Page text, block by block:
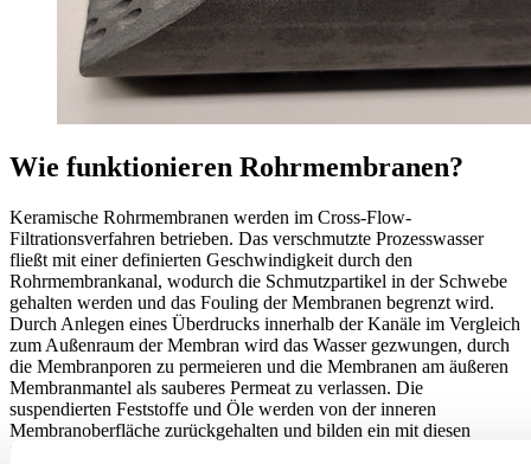
Wie funktionieren Rohrmembranen?
Keramische Rohrmembranen werden im Cross-Flow-
Filtrationsverfahren betrieben. Das verschmutzte Prozesswasser
fließt mit einer definierten Geschwindigkeit durch den
Rohrmembrankanal, wodurch die Schmutzpartikel in der Schwebe
gehalten werden und das Fouling der Membranen begrenzt wird.
Durch Anlegen eines Überdrucks innerhalb der Kanäle im Vergleich
zum Außenraum der Membran wird das Wasser gezwungen, durch
die Membranporen zu permeieren und die Membranen am äußeren
Membranmantel als sauberes Permeat zu verlassen. Die
suspendierten Feststoffe und Öle werden von der inneren
Membranoberfläche zurückgehalten und bilden ein mit diesen
Stoffen angereichertes Konzentrat.